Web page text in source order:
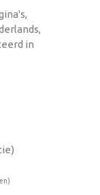
in